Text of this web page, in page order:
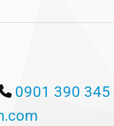
0901 390 345